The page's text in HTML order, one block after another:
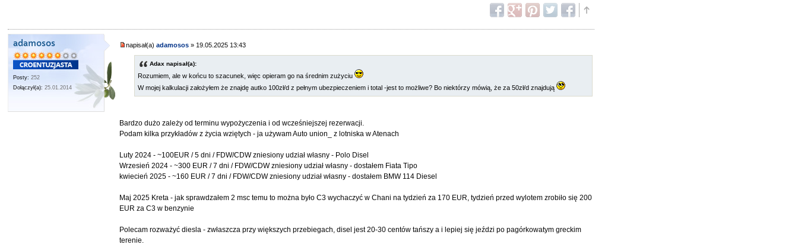
adamosos
Posty: 252
Dołączył(a): 25.01.2014
napisał(a)adamosos » 19.05.2025 13:43
Adax napisał(a):
Rozumiem, ale w końcu to szacunek, więc opieram go na średnim zużyciu
W mojej kalkulacji założyłem że znajdę autko 100zł/d z pełnym ubezpieczeniem i total -jest to możliwe? Bo niektórzy mówią, że za 50zł/d znajdują
Bardzo dużo zależy od terminu wypożyczenia i od wcześniejszej rezerwacji.
Podam kilka przykładów z życia wziętych - ja używam Auto union_ z lotniska w Atenach
Luty 2024 - ~100EUR / 5 dni / FDW/CDW zniesiony udział własny - Polo Disel
Wrzesień 2024 - ~300 EUR / 7 dni / FDW/CDW zniesiony udział własny - dostałem Fiata Tipo
kwiecień 2025 - ~160 EUR / 7 dni / FDW/CDW zniesiony udział własny - dostałem BMW 114 Diesel
Maj 2025 Kreta - jak sprawdzałem 2 msc temu to można było C3 wychaczyć w Chani na tydzień za 170 EUR, tydzień przed wylotem zrobiło się 200
EUR za C3 w benzynie
Polecam rozważyć diesla - zwłaszcza przy większych przebiegach, disel jest 20-30 centów tańszy a i lepiej się jeździ po pagórkowatym greckim
terenie.